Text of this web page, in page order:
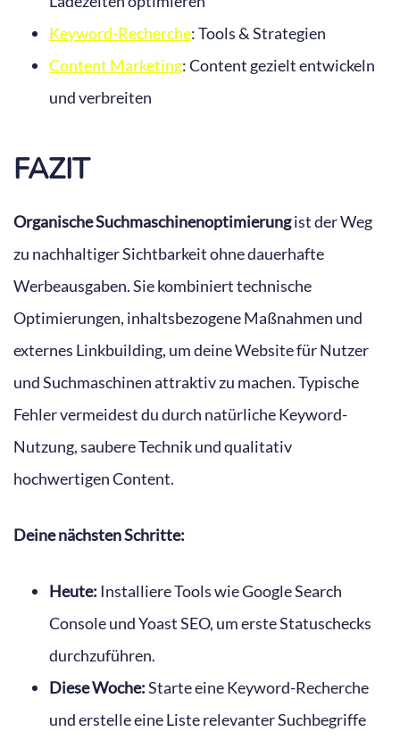
Keyword-Recherche: Tools & Strategien
Content Marketing: Content gezielt entwickeln
und verbreiten
FAZIT
Organische Suchmaschinenoptimierungist der Weg
zu nachhaltiger Sichtbarkeit ohne dauerhafte
Werbeausgaben. Sie kombiniert technische
Optimierungen, inhaltsbezogene Maßnahmen und
externes Linkbuilding, um deine Website für Nutzer
und Suchmaschinen attraktiv zu machen. Typische
Fehler vermeidest du durch natürliche Keyword-
Nutzung, saubere Technik und qualitativ
hochwertigen Content.
Deine nächsten Schritte:
Heute: Installiere Tools wie Google Search
Console und Yoast SEO, um erste Statuschecks
durchzuführen.
Diese Woche:Starte eine Keyword-Recherche
und erstelle eine Liste relevanter Suchbegriffe